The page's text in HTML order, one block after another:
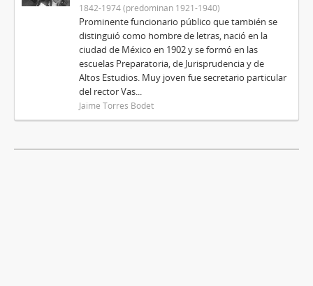
1842-1974 (predominan 1921-1940)
Prominente funcionario público que también se
distinguió como hombre de letras, nació en la
ciudad de México en 1902 y se formó en las
escuelas Preparatoria, de Jurisprudencia y de
Altos Estudios. Muy joven fue secretario particular
del rector Vas...
Jaime Torres Bodet